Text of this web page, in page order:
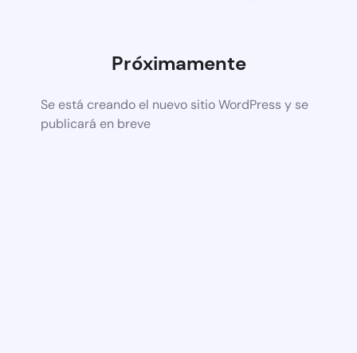
Próximamente
Se está creando el nuevo sitio WordPress y se
publicará en breve